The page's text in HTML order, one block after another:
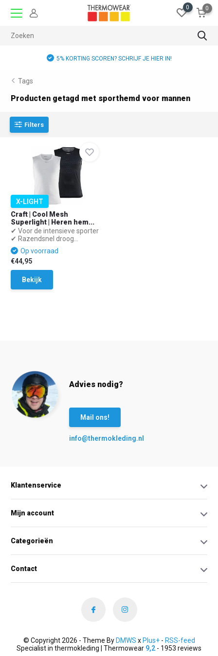
0 0
5% KORTING SCOREN? SCHRIJF JE HIER IN!
Tags
Producten getagd met sporthemd voor mannen
Filters
X-LIGHT
Craft | Cool Mesh
Superlight | Heren hem...
✔ Voor de intensieve sporter
✔ Razendsnel droog...
Op voorraad
€44,95
Bekijk
Advies nodig?
Mail ons!
info@thermokleding.nl
Klantenservice
Mijn account
Categorieën
Contact
© Copyright 2026 - Theme By DMWS x Plus+- RSS-feed
Specialist in thermokleding | Thermowear 9,2 - 1953 reviews